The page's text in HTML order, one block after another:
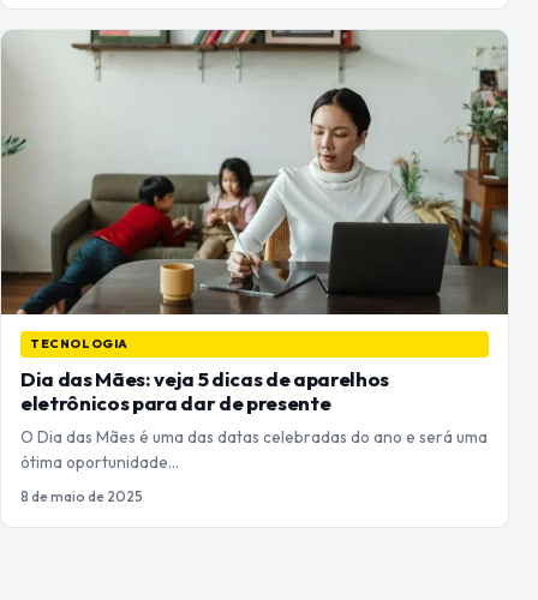
TECNOLOGIA
Dia das Mães: veja 5 dicas de aparelhos
eletrônicos para dar de presente
O Dia das Mães é uma das datas celebradas do ano e será uma
ótima oportunidade…
8 de maio de 2025